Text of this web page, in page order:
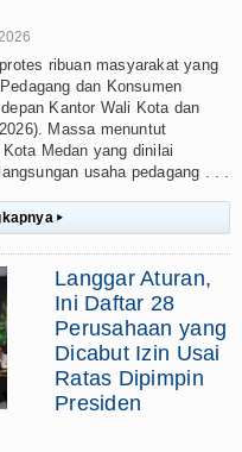
ribuan masyarakat yang
dan Konsumen
Kantor Wali Kota dan
Massa menuntut
Medan yang dinilai
usaha pedagang . . .
▸
Langgar Aturan,
Ini Daftar 28
Perusahaan yang
Dicabut Izin Usai
Ratas Dipimpin
Presiden